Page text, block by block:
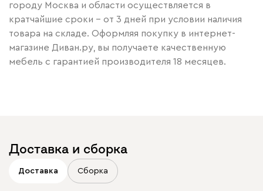
городу Москва и области осуществляется в
кратчайшие сроки – от 3 дней при условии наличия
товара на складе. Оформляя покупку в интернет-
магазине Диван.ру, вы получаете качественную
мебель с гарантией производителя 18 месяцев.
Доставка и сборка
Доставка Сборка